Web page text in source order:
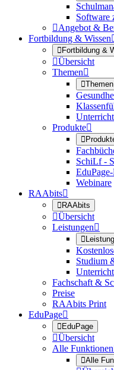
Software
Angebot &
Fortbildung & Wissen
Fortbildung &
Übersicht
Themen
Themen
Produkte

SchiLf -
Webinare
RAAbits
RAAbits
Übersicht
Leistungen

Studium
Fachschaft &
Preise
RAAbits Print
EduPage
EduPage
Übersicht
Alle Funktionen
Alle